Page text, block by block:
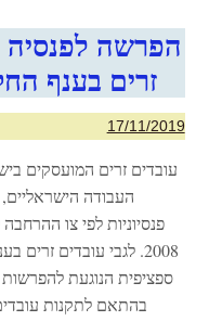
הפרשה לפנסיה
זרים בענף
17/11/2019
עובדים זרים המועסקים
העבודה הישראליים,
פנסיוניות לפי צו
2008. לגבי עובדים
ספציפית הנוגעת
בהתאם לתקנות